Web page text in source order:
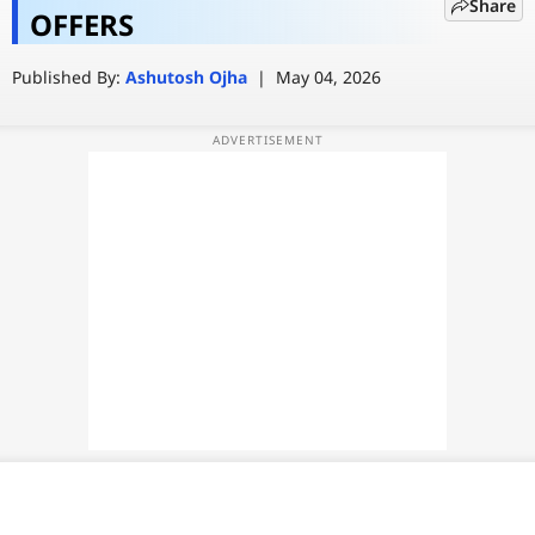
वेब स्टोरी
OFFERS
Share
तारीख से होगी शुरू, मिलेंगी ये धमाकेदार
डील्स और बैंक ऑफर्स
Published By: Ashutosh Ojha | May 04, 2026